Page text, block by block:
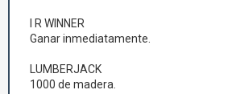
I R WINNER
Ganar inmediatamente.
LUMBERJACK
1000 de madera.